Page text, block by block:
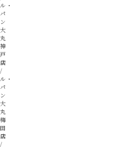
ル・
パ
ン
大
丸
神
戸
店
ル・
パ
ン
大
丸
梅
田
店